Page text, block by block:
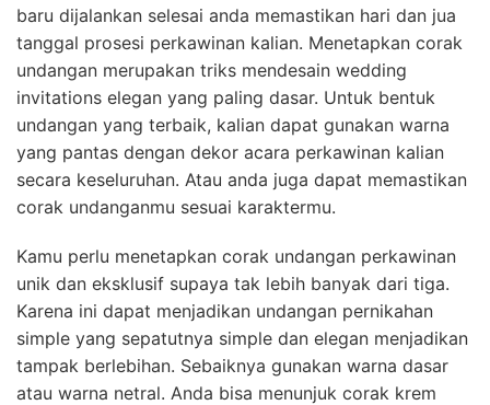
baru dijalankan selesai anda memastikan hari dan jua
tanggal prosesi perkawinan kalian. Menetapkan corak
undangan merupakan triks mendesain wedding
invitations elegan yang paling dasar. Untuk bentuk
undangan yang terbaik, kalian dapat gunakan warna
yang pantas dengan dekor acara perkawinan kalian
secara keseluruhan. Atau anda juga dapat memastikan
corak undanganmu sesuai karaktermu.
Kamu perlu menetapkan corak undangan perkawinan
unik dan eksklusif supaya tak lebih banyak dari tiga.
Karena ini dapat menjadikan undangan pernikahan
simple yang sepatutnya simple dan elegan menjadikan
tampak berlebihan. Sebaiknya gunakan warna dasar
atau warna netral. Anda bisa menunjuk corak krem